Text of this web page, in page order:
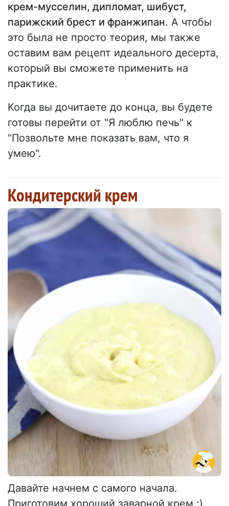
крем-мусселин, дипломат, шибуст,
парижский брест и франжипан. А чтобы
это была не просто теория, мы также
оставим вам рецепт идеального десерта,
который вы сможете применить на
практике.
Когда вы дочитаете до конца, вы будете
готовы перейти от "Я люблю печь" к
"Позвольте мне показать вам, что я
умею".
Кондитерский крем
Давайте начнем с самого начала.
Приготовим хороший заварной крем ;)